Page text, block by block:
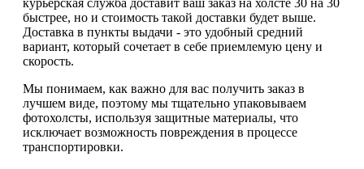
курьерская служба доставит ваш заказ на холсте 30 на 30
быстрее, но и стоимость такой доставки будет выше.
Доставка в пункты выдачи - это удобный средний
вариант, который сочетает в себе приемлемую цену и
скорость.
Мы понимаем, как важно для вас получить заказ в
лучшем виде, поэтому мы тщательно упаковываем
фотохолсты, используя защитные материалы, что
исключает возможность повреждения в процессе
транспортировки.